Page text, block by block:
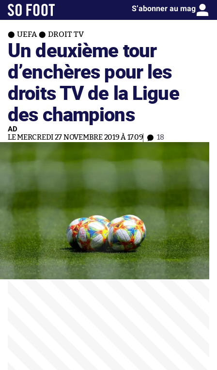
S’abonner au mag
UEFA DROIT TV
Un deuxième tour
d’enchères pour les
droits TV de la Ligue
des champions
AD
LE MERCREDI 27 NOVEMBRE 2019 À 17:09 18